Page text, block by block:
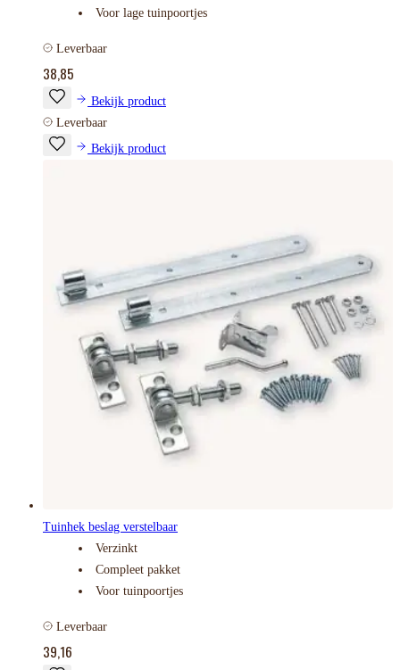
Voor lage tuinpoortjes
Leverbaar
38,85
Bekijk product
Leverbaar
Bekijk product
Tuinhek beslag verstelbaar
Verzinkt
Compleet pakket
Voor tuinpoortjes
Leverbaar
39,16